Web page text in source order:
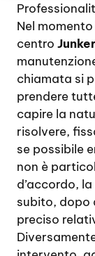
Nel
centro
chiamata si
prendere
capire la
risolvere,
se possibile
non è
d’accordo,
subito, dopo
preciso